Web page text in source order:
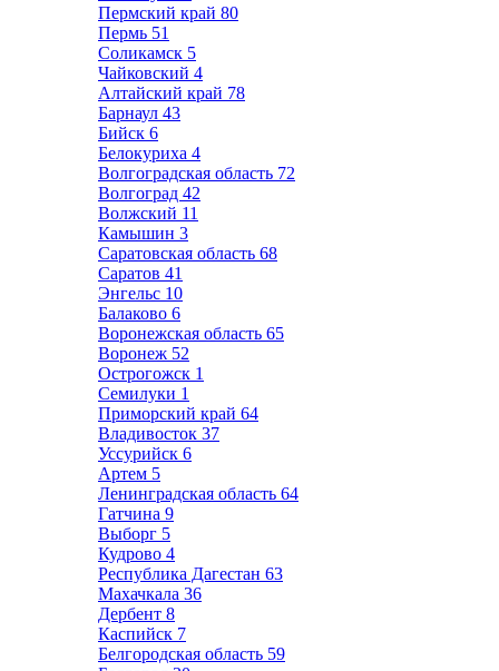
Пермский край 80
Пермь 51
Соликамск 5
Чайковский 4
Алтайский край 78
Барнаул 43
Бийск 6
Белокуриха 4
Волгоградская область 72
Волгоград 42
Волжский 11
Камышин 3
Саратовская область 68
Саратов 41
Энгельс 10
Балаково 6
Воронежская область 65
Воронеж 52
Острогожск 1
Семилуки 1
Приморский край 64
Владивосток 37
Уссурийск 6
Артем 5
Ленинградская область 64
Гатчина 9
Выборг 5
Кудрово 4
Республика Дагестан 63
Махачкала 36
Дербент 8
Каспийск 7
Белгородская область 59